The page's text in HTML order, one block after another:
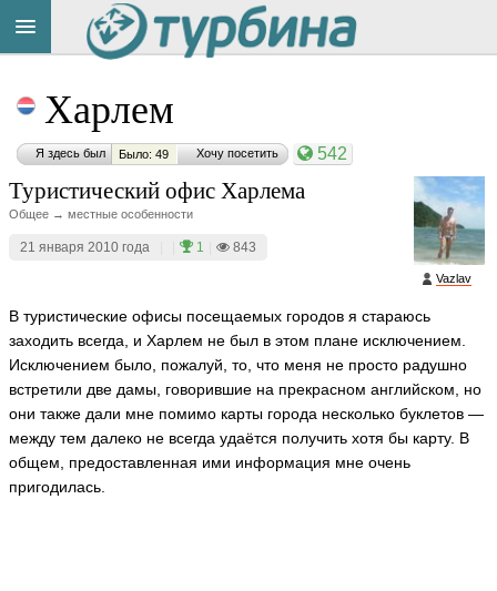
Харлем
Я здесь был Было: 49 Хочу посетить 542
Vazlav
Туристический офис Харлема
Общее → местные особенности
21 января 2010 года 1 843
В туристические офисы посещаемых городов я стараюсь
заходить всегда, и Харлем не был в этом плане исключением.
Исключением было, пожалуй, то, что меня не просто радушно
встретили две дамы, говорившие на прекрасном английском, но
они также дали мне помимо карты города несколько буклетов —
между тем далеко не всегда удаётся получить хотя бы карту. В
общем, предоставленная ими информация мне очень
пригодилась.
на
сайте: